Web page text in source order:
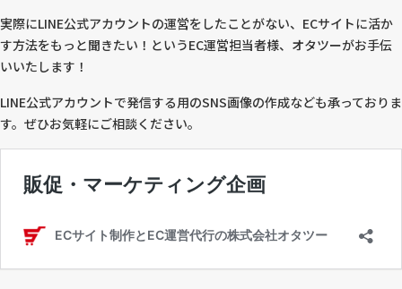
実際にLINE公式アカウントの運営をしたことがない、ECサイトに活か
す方法をもっと聞きたい！というEC運営担当者様、オタツーがお手伝
いいたします！
LINE公式アカウントで発信する用のSNS画像の作成なども承っておりま
す。ぜひお気軽にご相談ください。